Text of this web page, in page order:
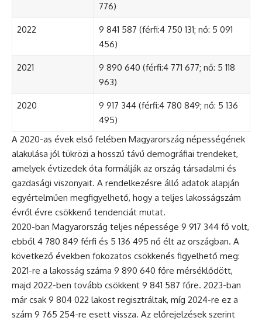
776)
2022
9 841 587 (férfi:4 750 131; nő: 5 091
456)
2021
9 890 640 (férfi:4 771 677; nő: 5 118
963)
2020
9 917 344 (férfi:4 780 849; nő: 5 136
495)
A 2020-as évek első felében Magyarország népességének
alakulása jól tükrözi a hosszú távú demográfiai trendeket,
amelyek évtizedek óta formálják az ország társadalmi és
gazdasági viszonyait. A rendelkezésre álló adatok alapján
egyértelműen megfigyelhető, hogy a teljes lakosságszám
évről évre csökkenő tendenciát mutat.
2020-ban Magyarország teljes népessége 9 917 344 fő volt,
ebből 4 780 849 férfi és 5 136 495 nő élt az országban. A
következő években fokozatos csökkenés figyelhető meg:
2021-re a lakosság száma 9 890 640 főre mérséklődött,
majd 2022-ben tovább csökkent 9 841 587 főre. 2023-ban
már csak 9 804 022 lakost regisztráltak, míg 2024-re ez a
szám 9 765 254-re esett vissza. Az előrejelzések szerint